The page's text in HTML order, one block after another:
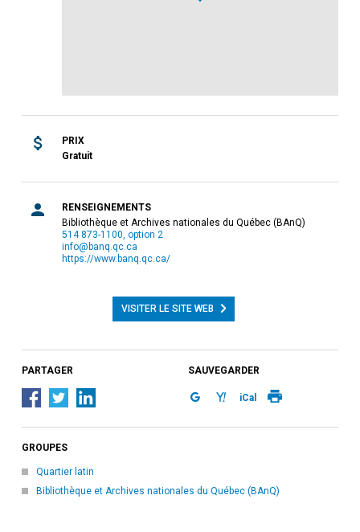
PRIX
Gratuit
RENSEIGNEMENTS
Bibliothèque et Archives nationales du Québec (BAnQ)
514 873-1100, option 2
info@banq.qc.ca
https://www.banq.qc.ca/
VISITER LE SITE WEB
PARTAGER SAUVEGARDER
iCal
GROUPES
Quartier latin
Bibliothèque et Archives nationales du Québec (BAnQ)